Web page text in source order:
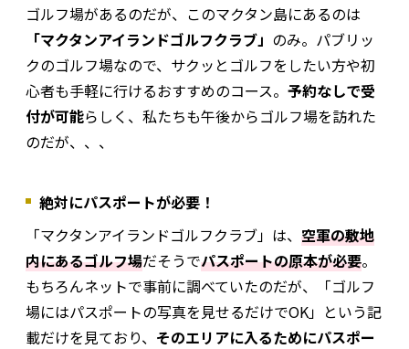
ゴルフ場があるのだが、このマクタン島にあるのは
「マクタンアイランドゴルフクラブ」 のみ。パブリッ
クのゴルフ場なので、サクッとゴルフをしたい方や初
心者も手軽に行けるおすすめのコース。 予約なしで受
付が可能らしく、私たちも午後からゴルフ場を訪れた
のだが、、、
絶対にパスポートが必要！
「マクタンアイランドゴルフクラブ」は、 空軍の敷地
内にあるゴルフ場だそうでパスポートの原本が必要。
もちろんネットで事前に調べていたのだが、「ゴルフ
場にはパスポートの写真を見せるだけでOK」という記
載だけを見ており、 そのエリアに入るためにパスポー